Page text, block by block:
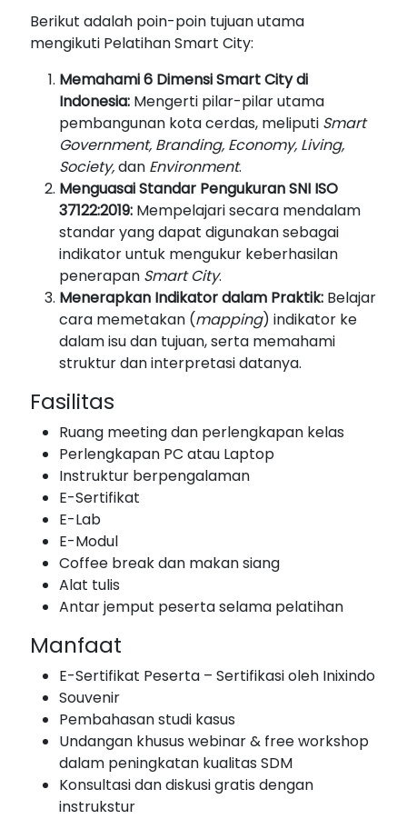
Berikut adalah poin-poin tujuan utama
mengikuti Pelatihan Smart City:
Memahami 6 Dimensi Smart City di
Indonesia: Mengerti pilar-pilar utama
pembangunan kota cerdas, meliputi Smart
Government, Branding, Economy, Living,
Society,dan Environment.
Menguasai Standar Pengukuran SNI ISO
37122:2019: Mempelajari secara mendalam
standar yang dapat digunakan sebagai
indikator untuk mengukur keberhasilan
penerapan Smart City.
Menerapkan Indikator dalam Praktik: Belajar
cara memetakan (mapping) indikator ke
dalam isu dan tujuan, serta memahami
struktur dan interpretasi datanya.
Fasilitas
Ruang meeting dan perlengkapan kelas
Perlengkapan PC atau Laptop
Instruktur berpengalaman
E-Sertifikat
E-Lab
E-Modul
Coffee break dan makan siang
Alat tulis
Antar jemput peserta selama pelatihan
Manfaat
E-Sertifikat Peserta – Sertifikasi oleh Inixindo
Souvenir
Pembahasan studi kasus
Undangan khusus webinar & free workshop
dalam peningkatan kualitas SDM
Konsultasi dan diskusi gratis dengan
instrukstur